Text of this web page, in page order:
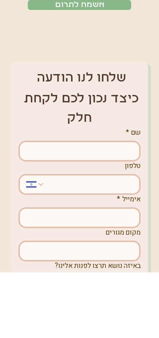
אשמח לתרום
שלחו לנו הודעה
חלק
שם*
טלפון
אימייל*
מקום מגורים
באיזה נושא תרצו לפנות אלינו?